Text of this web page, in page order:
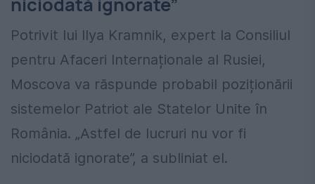
Potrivit lui Ilya Kramnik, expert la Consiliul
pentru Afaceri Internaționale al Rusiei,
Moscova va răspunde probabil poziționării
sistemelor Patriot ale Statelor Unite în
România. „Astfel de lucruri nu vor fi
niciodată ignorate”, a subliniat el.